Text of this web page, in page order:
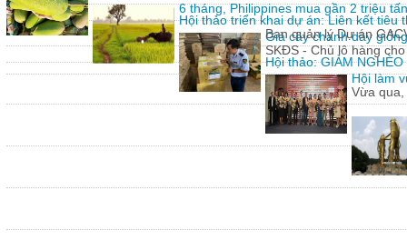
6 tháng, Philippines mua gần 2 triệu
Giả cây chanh dây
SKĐS - Chủ lô hàng
Hội làm
Vừa qua,
Hội thảo triển khai dự án: Liên kết tiêu
Ban quản lý Dự án
Hội thảo: GIẢM